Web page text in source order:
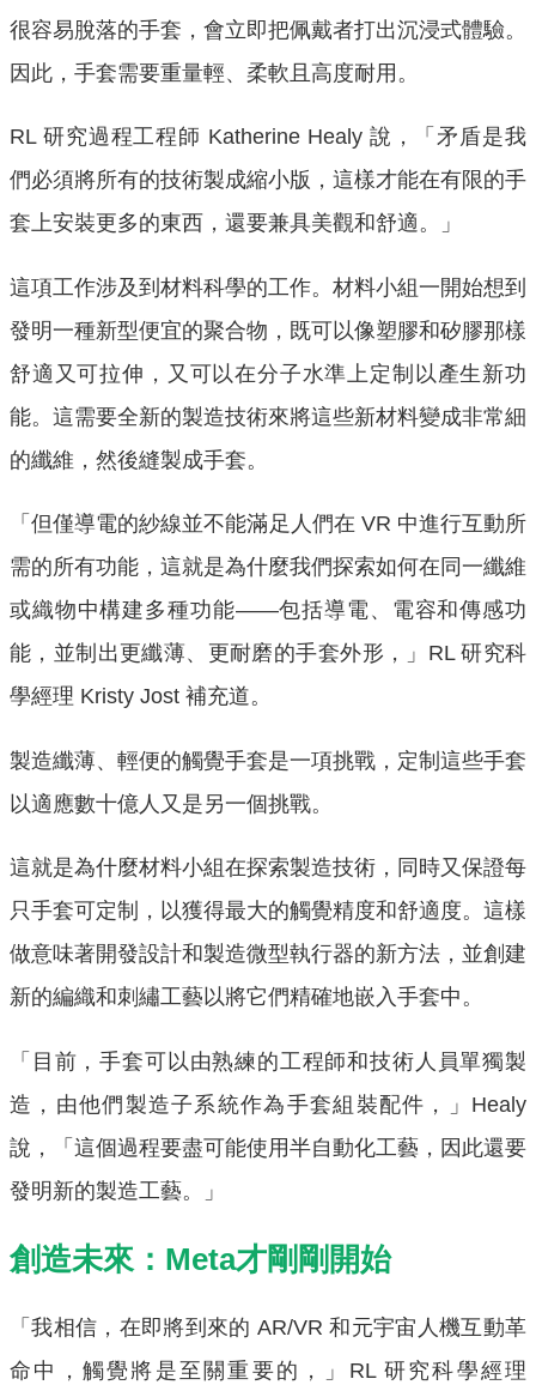
很容易脫落的手套，會立即把佩戴者打出沉浸式體驗。
因此，手套需要重量輕、柔軟且高度耐用。
RL 研究過程工程師 Katherine Healy 說，「矛盾是我
們必須將所有的技術製成縮小版，這樣才能在有限的手
套上安裝更多的東西，還要兼具美觀和舒適。」
這項工作涉及到材料科學的工作。材料小組一開始想到
發明一種新型便宜的聚合物，既可以像塑膠和矽膠那樣
舒適又可拉伸，又可以在分子水準上定制以產生新功
能。這需要全新的製造技術來將這些新材料變成非常細
的纖維，然後縫製成手套。
「但僅導電的紗線並不能滿足人們在 VR 中進行互動所
需的所有功能，這就是為什麼我們探索如何在同一纖維
或織物中構建多種功能——包括導電、電容和傳感功
能，並制出更纖薄、更耐磨的手套外形，」RL 研究科
學經理 Kristy Jost 補充道。
製造纖薄、輕便的觸覺手套是一項挑戰，定制這些手套
以適應數十億人又是另一個挑戰。
這就是為什麼材料小組在探索製造技術，同時又保證每
只手套可定制，以獲得最大的觸覺精度和舒適度。這樣
做意味著開發設計和製造微型執行器的新方法，並創建
新的編織和刺繡工藝以將它們精確地嵌入手套中。
「目前，手套可以由熟練的工程師和技術人員單獨製
造，由他們製造子系統作為手套組裝配件，」Healy
說，「這個過程要盡可能使用半自動化工藝，因此還要
發明新的製造工藝。」
創造未來：Meta才剛剛開始
「我相信，在即將到來的 AR/VR 和元宇宙人機互動革
命中，觸覺將是至關重要的，」RL 研究科學經理